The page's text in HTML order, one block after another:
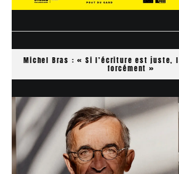
Michel Bras : « Si l’écriture est juste,
forcément »